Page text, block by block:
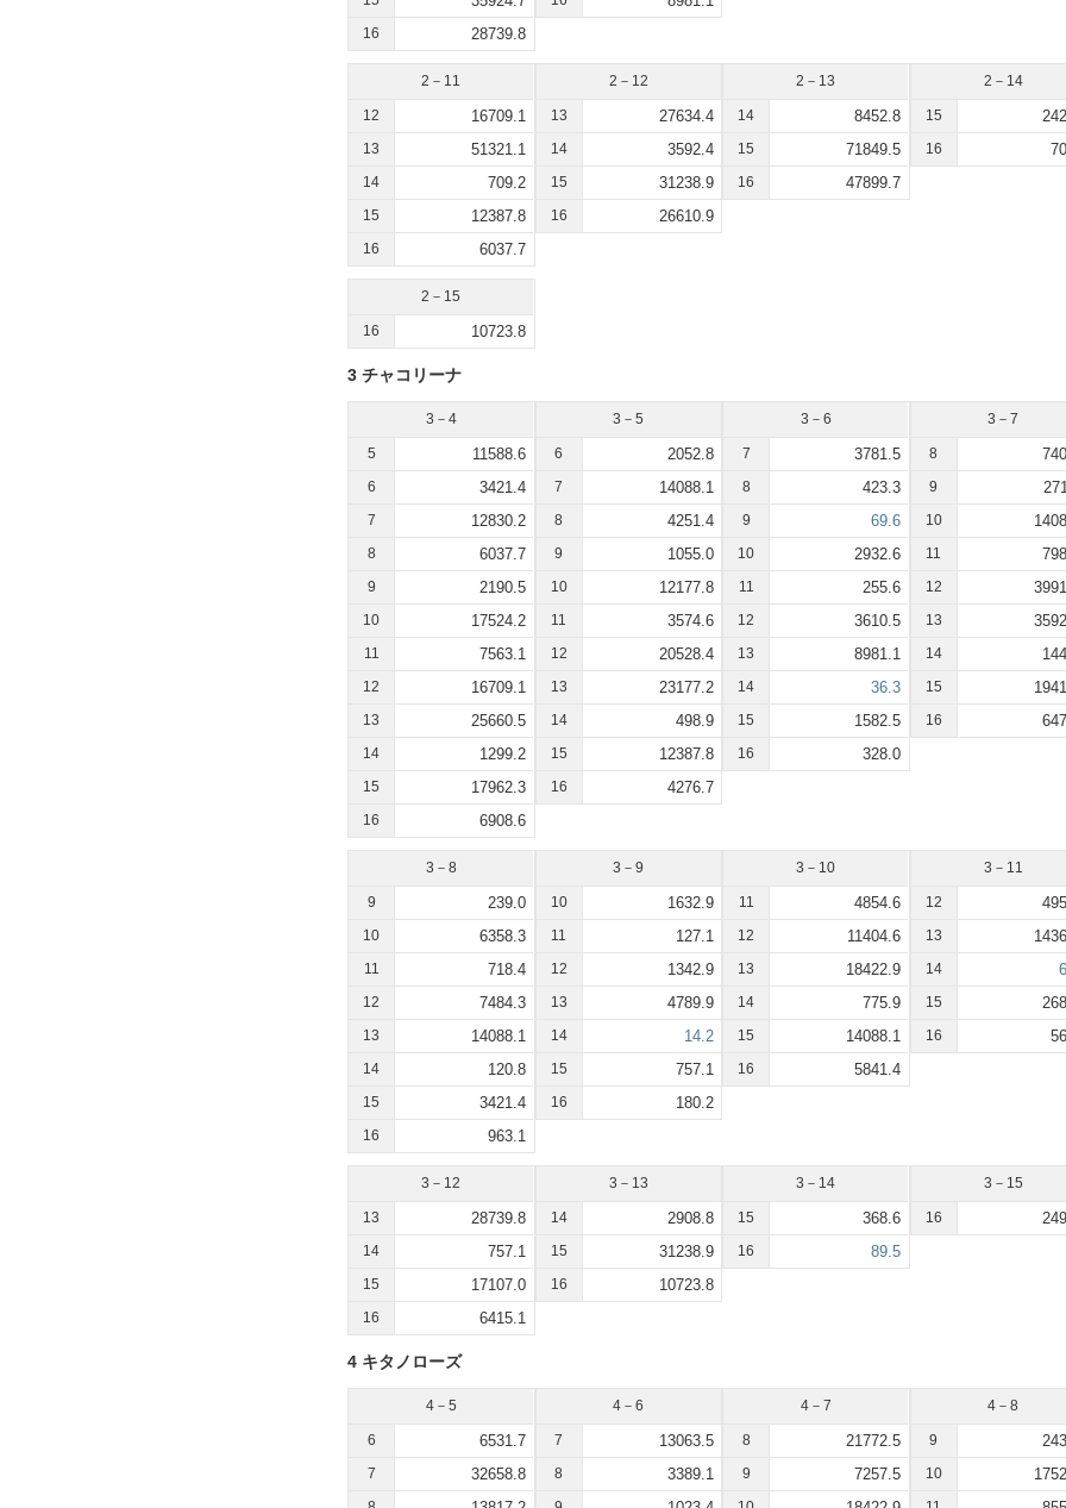
16 28739.8
2－11
12 16709.1
13 51321.1
14 709.2
15 12387.8
16 6037.7
2－12
13 27634.4
14 3592.4
15 31238.9
16 26610.9
2－13
14 8452.8
15 71849.5
16 47899.7
2－14
15
16
2－15
16 10723.8
3 チャコリーナ
3－4
5 11588.6
6 3421.4
7 12830.2
8 6037.7
9 2190.5
10 17524.2
11 7563.1
12 16709.1
13 25660.5
14 1299.2
15 17962.3
16 6908.6
3－5
6 2052.8
7 14088.1
8 4251.4
9 1055.0
10 12177.8
11 3574.6
12 20528.4
13 23177.2
14 498.9
15 12387.8
16 4276.7
3－6
7 3781.5
8 423.3
9 69.6
10 2932.6
11 255.6
12 3610.5
13 8981.1
14 36.3
15 1582.5
16 328.0
3－7
8
9
10
11
12
13
14
15
16
3－8
9 239.0
10 6358.3
11 718.4
12 7484.3
13 14088.1
14 120.8
15 3421.4
16 963.1
3－9
10 1632.9
11 127.1
12 1342.9
13 4789.9
14 14.2
15 757.1
16 180.2
3－10
11 4854.6
12 11404.6
13 18422.9
14 775.9
15 14088.1
16 5841.4
3－11
12
13
14
15
16
3－12
13 28739.8
14 757.1
15 17107.0
16 6415.1
3－13
14 2908.8
15 31238.9
16 10723.8
3－14
15 368.6
16 89.5
3－15
16
4 キタノローズ
4－5
6 6531.7
7 32658.8
4－6
7 13063.5
8 3389.1
4－7
8 21772.5
9 7257.5
4－8
9
10